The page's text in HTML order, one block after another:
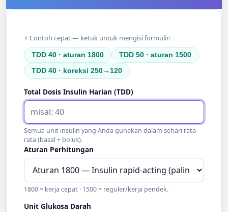
⚡ Contoh cepat — ketuk untuk mengisi formulir:
TDD 40 · aturan 1800 TDD 50 · aturan 1500
TDD 40 · koreksi 250→120
Total Dosis Insulin Harian (TDD)
Semua unit insulin yang Anda gunakan dalam sehari rata-
rata (basal + bolus).
Aturan Perhitungan
1800 = kerja cepat · 1500 = reguler/kerja pendek.
Unit Glukosa Darah